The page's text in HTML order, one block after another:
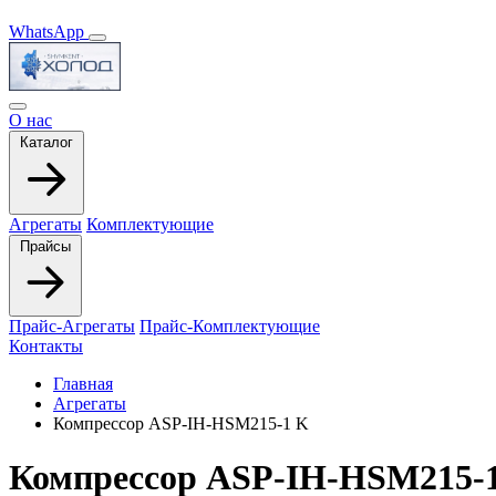
WhatsApp
О нас
Каталог
Агрегаты Комплектующие
Прайсы
Прайс-Агрегаты Прайс-Комплектующие
Контакты
Главная
Агрегаты
Компрессор ASP-IH-HSM215-1 K
Компрессор ASP-IH-HSM215-